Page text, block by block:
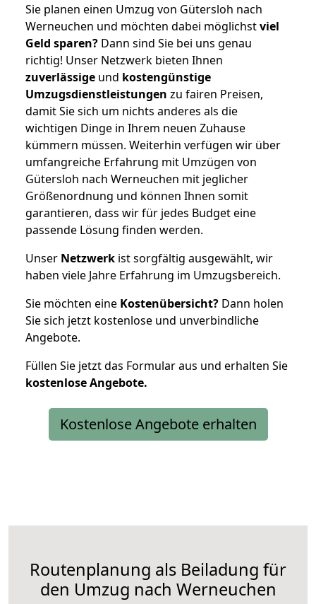
Sie planen einen Umzug von Gütersloh nach
Werneuchen und möchten dabei möglichstviel
Geld sparen? Dann sind Sie bei uns genau
richtig! Unser Netzwerk bieten Ihnen
zuverlässige und kostengünstige
Umzugsdienstleistungen zu fairen Preisen,
damit Sie sich um nichts anderes als die
wichtigen Dinge in Ihrem neuen Zuhause
kümmern müssen. Weiterhin verfügen wir über
umfangreiche Erfahrung mit Umzügen von
Gütersloh nach Werneuchen mit jeglicher
Größenordnung und können Ihnen somit
garantieren, dass wir für jedes Budget eine
passende Lösung finden werden.
Unser Netzwerk ist sorgfältig ausgewählt, wir
haben viele Jahre Erfahrung im Umzugsbereich.
Sie möchten eine Kostenübersicht? Dann holen
Sie sich jetzt kostenlose und unverbindliche
Angebote.
Füllen Sie jetzt das Formular aus und erhalten Sie
kostenloseAngebote.
Kostenlose Angebote erhalten
Routenplanung als Beiladung für
den Umzug nach Werneuchen